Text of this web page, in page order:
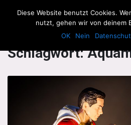
The Howling Men
Schlagwort:
Diese Website benutzt Cookies.
nutzt, gehen wir von deinem
OK
Nein